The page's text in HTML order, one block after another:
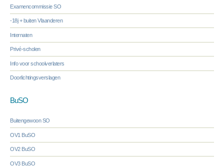
Examencommissie SO
-18j + buiten Vlaanderen
Internaten
Privé-scholen
Info voor schoolverlaters
Doorlichtingsverslagen
BuSO
Buitengewoon SO
OV1 BuSO
OV2 BuSO
OV3 BuSO